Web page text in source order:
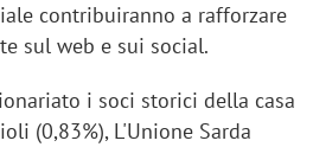
contribuiranno a rafforzare
sul web e sui social.
i soci storici della casa
(0,83%), L'Unione Sarda